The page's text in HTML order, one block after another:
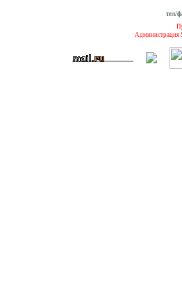
тел/
Администрация